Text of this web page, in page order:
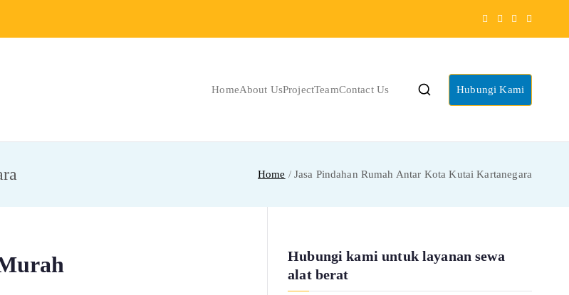
HomeAbout UsProjectTeamContact Us Hubungi Kami
Home Jasa Pindahan Rumah Antar Kota Kutai Kartanegara
Hubungi kami untuk layanan sewa
alat berat